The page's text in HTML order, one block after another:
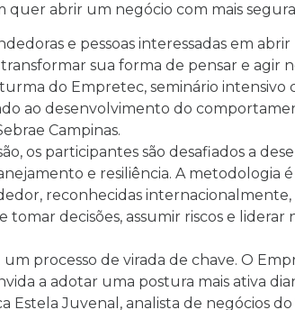
quer abrir um negócio com mais
e pessoas interessadas em
sua forma de pensar e agir
do Empretec, seminário
ao desenvolvimento do
Campinas.
os participantes são desafiados a
e resiliência. A metodologia
reconhecidas
tomar decisões, assumir riscos e liderar
processo de virada de chave. O
a adotar uma postura mais ativa
Estela Juvenal, analista de negócios